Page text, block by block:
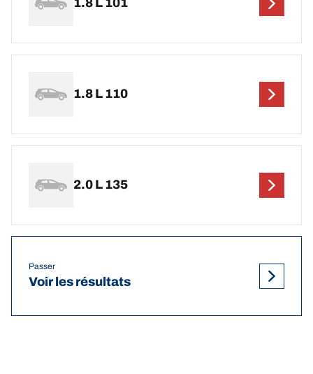
1.8 L 101
1.8 L 110
2.0 L 135
Passer
Voir les résultats